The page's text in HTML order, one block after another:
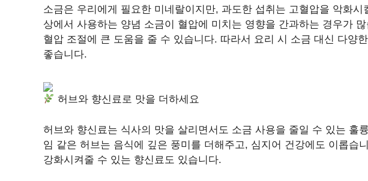
소금은 우리에게 필요한 미네랄이지만, 과도한 섭취는 고혈압을 악화
상에서 사용하는 양념 소금이 혈압에 미치는 영향을 간과하는 경우가
혈압 조절에 큰 도움을 줄 수 있습니다. 따라서 요리 시 소금 대신 다양
좋습니다.
허브와 향신료로 맛을 더하세요
허브와 향신료는 식사의 맛을 살리면서도 소금 사용을 줄일 수 있는 훌
임 같은 허브는 음식에 깊은 풍미를 더해주고, 심지어 건강에도 이롭습
강화시켜줄 수 있는 향신료도 있습니다.